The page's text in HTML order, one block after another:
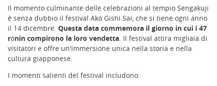
Il momento culminante delle celebrazioni al tempio Sengakuji
è senza dubbio il festival Akō Gishi Sai, che si tiene ogni anno
il 14 dicembre. Questa data commemora il giorno in cui i 47
rōnin compirono la loro vendetta. Il festival attira migliaia di
visitatori e offre un'immersione unica nella storia e nella
cultura giapponese.
I momenti salienti del festival includono: